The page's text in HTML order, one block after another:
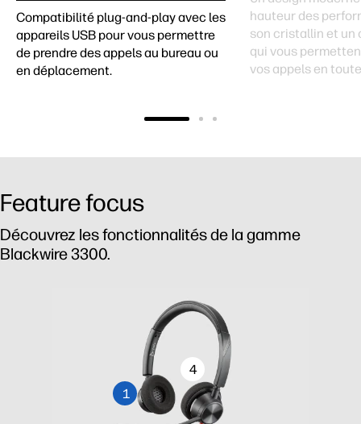
Compatibilité plug-and-play avec les
appareils USB pour vous permettre
de prendre des appels au bureau ou
en déplacement.
hauteur des
son cristallin et un
qui vous
vos appels en
Feature focus
Découvrez les fonctionnalités de la gamme
Blackwire 3300.
4
1